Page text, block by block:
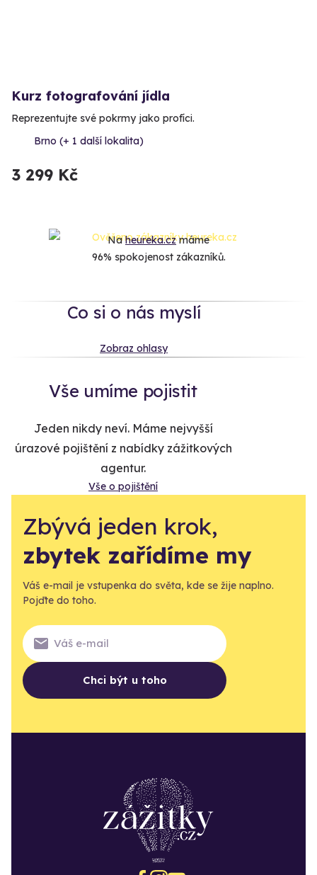
Kurz fotografování jídla
Reprezentujte své pokrmy jako profíci.
Brno (+ 1 další lokalita)
3 299 Kč
Naheureka.czmáme
96% spokojenost zákazníků.
Co si o nás myslí
Zobraz ohlasy
Vše umíme pojistit
Jeden nikdy neví. Máme nejvyšší
úrazové pojištění z nabídky zážitkových
agentur.
Vše o pojištění
Zbývá jeden krok,
zbytek zařídíme my
Váš e-mail je vstupenka do světa, kde se žije naplno.
Pojďte do toho.
Chci být u toho